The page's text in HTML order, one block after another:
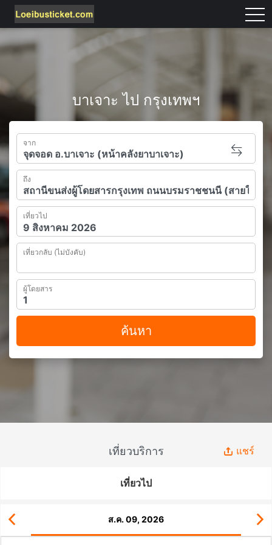
บาเจาะ ไป กรุงเทพฯ
จาก
ถึง
เที่ยวไป
เที่ยวกลับ (ไม่บังคับ)
ผู้โดยสาร
ค้นหา
เที่ยวบริการ แชร์
เที่ยวไป
ส.ค. 09, 2026